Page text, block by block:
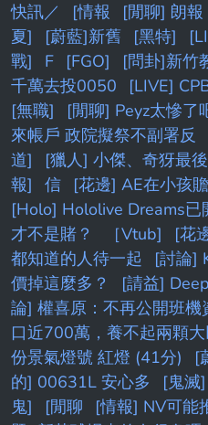
快訊／
[情報 [閒聊] 朗報
夏]
[蔚藍]新舊 [黑特]
戰]
F [FGO]
[問卦]新竹
千萬去投0050
[LIVE]
[無職]
[閒聊] Peyz太慘了
來帳戶 政院擬祭不副署反
道]
[獵人] 小傑、奇犽最
報]
信
[花邊] AE在小孩
[Holo] Hololive Dreams已
才不是賭？
［Vtub]
[花
都知道的人待一起
[討論]
價掉這麼多？
[請益]
論] 權喜原：不再公開班機
口近700萬，養不起兩顆
份景氣燈號 紅燈 (41分)
[
的] 00631L 安心多
[鬼滅]
鬼]
[閒聊 [情報] NV可能